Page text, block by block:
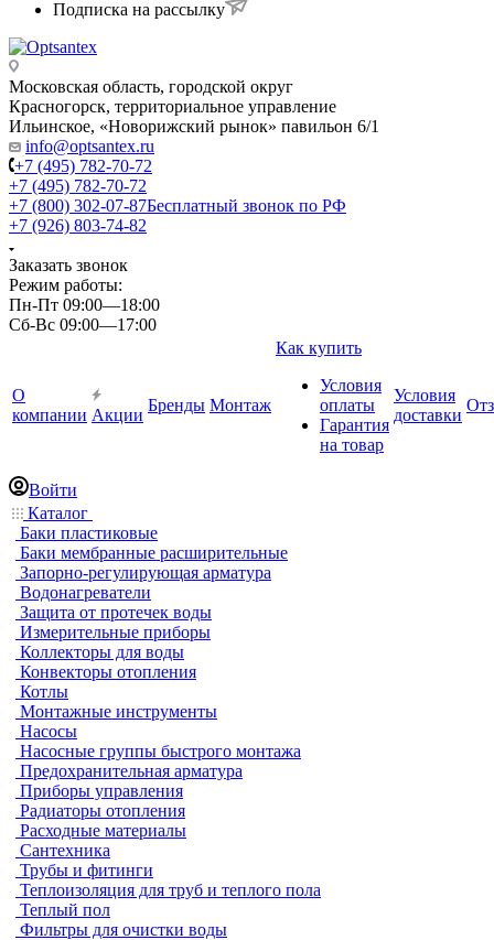
Подписка на рассылку
Московская область, городской округ
Красногорск, территориальное управление
Ильинское, «Новорижский рынок» павильон 6/1
info@optsantex.ru
+7 (495) 782-70-72
+7 (495) 782-70-72
+7 (800) 302-07-87Бесплатный звонок по РФ
+7 (926) 803-74-82
Заказать звонок
Режим работы:
Пн-Пт 09:00—18:00
Сб-Вс 09:00—17:00
О
компании Акции
Бренды Монтаж
Как купить
Условия
оплаты
Гарантия
на товар
Условия
доставки
Войти
Каталог
Баки пластиковые
Баки мембранные расширительные
Запорно-регулирующая арматура
Водонагреватели
Защита от протечек воды
Измерительные приборы
Коллекторы для воды
Конвекторы отопления
Котлы
Монтажные инструменты
Насосы
Насосные группы быстрого монтажа
Предохранительная арматура
Приборы управления
Радиаторы отопления
Расходные материалы
Сантехника
Трубы и фитинги
Теплоизоляция для труб и теплого пола
Теплый пол
Фильтры для очистки воды